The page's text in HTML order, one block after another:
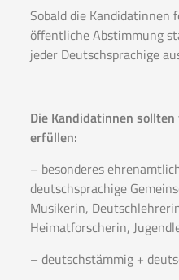
Sobald die
öffentliche Abstimmung
jeder Deutschsprachige
Die Kandidatinnen
erfüllen:
– besonderes
deutschsprachige
Musikerin,
Heimatforscherin,
– deutschstämmig +